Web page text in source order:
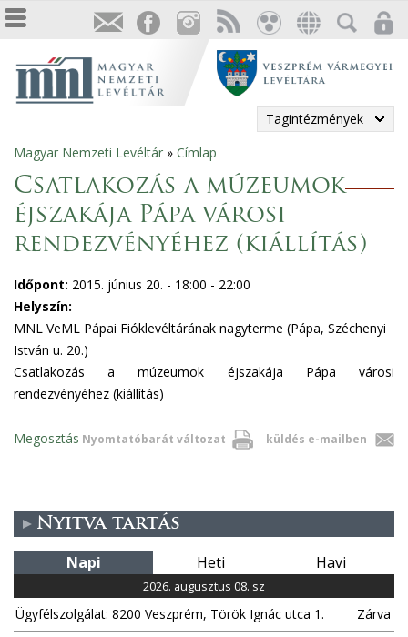
Tagintézmények
Jelenlegi
hely
Magyar Nemzeti Levéltár » Címlap
Csatlakozás a múzeumok
éjszakája Pápa városi
rendezvényéhez (kiállítás)
Időpont: 2015. június 20. - 18:00 - 22:00
Helyszín:
MNL VeML Pápai Fióklevéltárának nagyterme (Pápa, Széchenyi
István u. 20.)
Csatlakozás a múzeumok éjszakája Pápa városi
rendezvényéhez (kiállítás)
Nyomtatóbarát változat küldés e-mailben
Megosztás
Nyitva tartás
Napi Heti Havi
2026. augusztus 08. sz
Ügyfélszolgálat: 8200 Veszprém, Török Ignác utca 1.
Zárva